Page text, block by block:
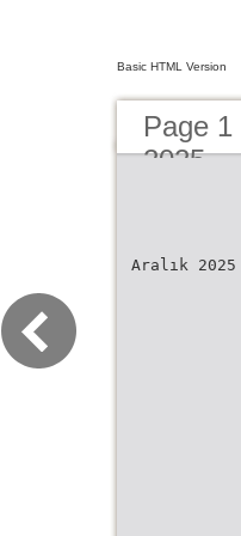
Basic HTML Version
Page
2025
Aralık 2025